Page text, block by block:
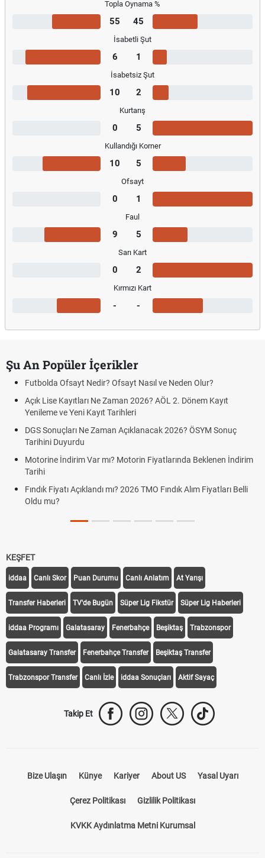
Topla Oynama %
55 45
İsabetli Şut
6 1
İsabetsiz Şut
10 2
Kurtarış
0 5
Kullandığı Korner
10 5
Ofsayt
0 1
Faul
9 5
Sarı Kart
0 2
Kırmızı Kart
- -
Şu An Popüler İçerikler
Futbolda Ofsayt Nedir? Ofsayt Nasıl ve Neden Olur?
Açık Lise Kayıtları Ne Zaman 2026? AÖL 2. Dönem Kayıt
Yenileme ve Yeni Kayıt Tarihleri
DGS Sonuçları Ne Zaman Açıklanacak 2026? ÖSYM Sonuç
Tarihini Duyurdu
Motorine İndirim Var mı? Motorin Fiyatlarında Beklenen İndirim
Tarihi
Fındık Fiyatı Açıklandı mı? 2026 TMO Fındık Alım Fiyatları Belli
Oldu mu?
KEŞFET
iddaa Canlı Skor Puan Durumu Canlı Anlatım At Yarışı
Transfer Haberleri TV'de Bugün Süper Lig Fikstür Süper Lig Haberleri
iddaa Programı Galatasaray Fenerbahçe Beşiktaş Trabzonspor
Galatasaray Transfer Fenerbahçe Transfer Beşiktaş Transfer
Trabzonspor Transfer Canlı İzle iddaa Sonuçları Aktif Sayaç
Takip Et
Bize Ulaşın Künye Kariyer About US Yasal Uyarı
Çerez Politikası Gizlilik Politikası
KVKK Aydınlatma Metni Kurumsal